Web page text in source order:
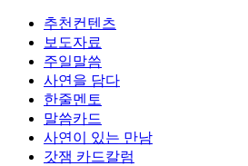
추천컨텐츠
보도자료
주일말씀
사연을 담다
한줄멘토
말씀카드
사연이 있는 만남
갓잼 카드칼럼